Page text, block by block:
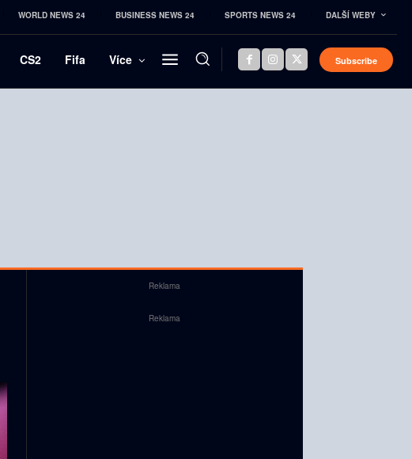
WORLD NEWS 24 BUSINESS NEWS 24 SPORTS NEWS 24 DALŠÍ WEBY
CS2 Fifa Více Subscribe
Reklama
Reklama